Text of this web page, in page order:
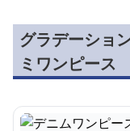
グラデーショ
ミワンピース